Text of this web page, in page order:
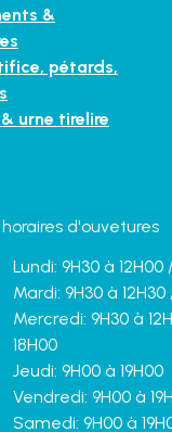
&
pétards,
urne tirelire
horaires d'ouvetures
Lundi: 9H30 à 12H00
Mardi: 9H30 à 12H30
Mercredi: 9H30 à
18H00
Jeudi: 9H00 à 19H00
Vendredi: 9H00 à
Samedi: 9H00 à